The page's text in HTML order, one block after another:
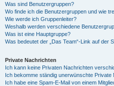
Was sind Benutzergruppen?
Wo finde ich die Benutzergruppen und wie
Wie werde ich Gruppenleiter?
Weshalb werden verschiedene
Was ist eine Hauptgruppe?
Was bedeutet der „Das Team“-Link auf der
Private Nachrichten
Ich kann keine Privaten Nachrichten
Ich bekomme ständig unerwünschte Private
Ich habe eine Spam-E-Mail von einem